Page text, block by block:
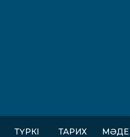
ТҮРКІ
ТАРИХ